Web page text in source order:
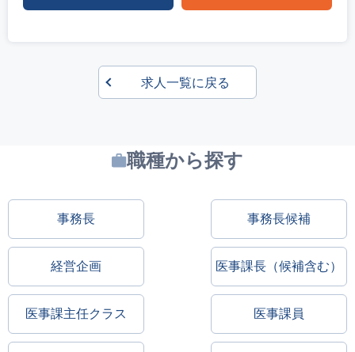
求人一覧に戻る
職種から探す
事務長 事務長候補
経営企画 医事課長（候補含む）
医事課主任クラス 医事課員